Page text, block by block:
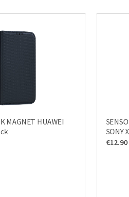
MAGNET HUAWEI
SONY
€12.90